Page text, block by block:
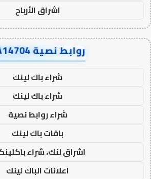
اشراق الأرباح
روابط نصية AA14704
شراء باك لينك
شراء باك لينك
شراء روابط نصية
باقات باك لينك
اشراق لنك، شراء
اعلانات الباك لينك